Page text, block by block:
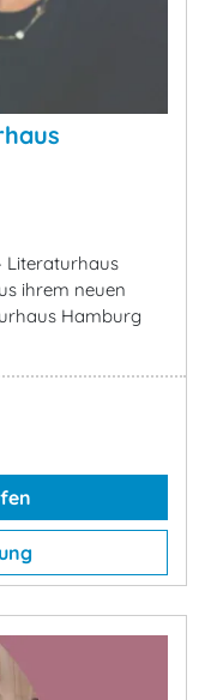
Literaturhaus
ihrem neuen
Hamburg